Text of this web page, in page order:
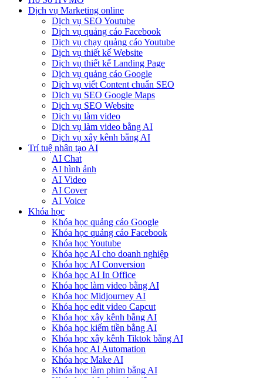
Dịch vụ Marketing online
Dịch vụ SEO Youtube
Dịch vụ quảng cáo Facebook
Dịch vụ chạy quảng cáo Youtube
Dịch vụ thiết kế Website
Dịch vụ thiết kế Landing Page
Dịch vụ quảng cáo Google
Dịch vụ viết Content chuẩn SEO
Dịch vụ SEO Google Maps
Dịch vụ SEO Website
Dịch vụ làm video
Dịch vụ làm video bằng AI
Dịch vụ xây kênh bằng AI
Trí tuệ nhân tạo AI
AI Chat
AI hình ảnh
AI Video
AI Cover
AI Voice
Khóa học
Khóa học quảng cáo Google
Khóa học quảng cáo Facebook
Khóa học Youtube
Khóa học AI cho doanh nghiệp
Khóa học AI Conversion
Khóa học AI In Office
Khóa học làm video bằng AI
Khóa học Midjourney AI
Khóa học edit video Capcut
Khóa học xây kênh bằng AI
Khóa học kiếm tiền bằng AI
Khóa học xây kênh Tiktok bằng AI
Khóa học AI Automation
Khóa học Make AI
Khóa học làm phim bằng AI